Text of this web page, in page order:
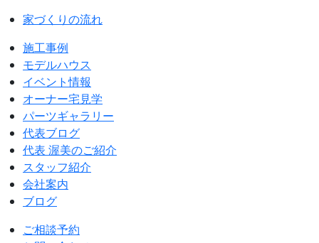
家づくりの流れ
施工事例
モデルハウス
イベント情報
オーナー宅見学
パーツギャラリー
代表ブログ
代表 渥美のご紹介
スタッフ紹介
会社案内
ブログ
ご相談予約